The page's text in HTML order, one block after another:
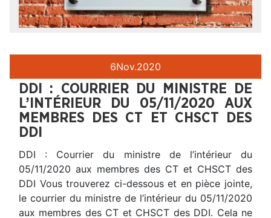
6Nov.2020
DDI : COURRIER DU MINISTRE DE
L’INTÉRIEUR DU 05/11/2020 AUX
MEMBRES DES CT ET CHSCT DES
DDI
DDI : Courrier du ministre de l’intérieur du
05/11/2020 aux membres des CT et CHSCT des
DDI Vous trouverez ci-dessous et en pièce jointe,
le courrier du ministre de l’intérieur du 05/11/2020
aux membres des CT et CHSCT des DDI. Cela ne